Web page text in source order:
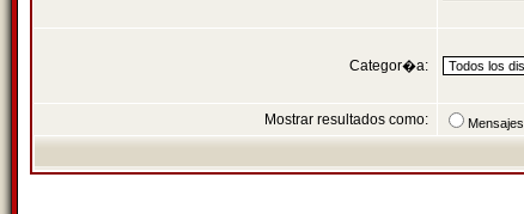
Categor�a:
Mostrar resultados como: Mensajes